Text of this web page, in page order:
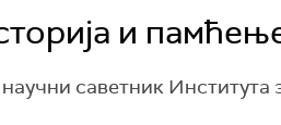
и
саветник Института